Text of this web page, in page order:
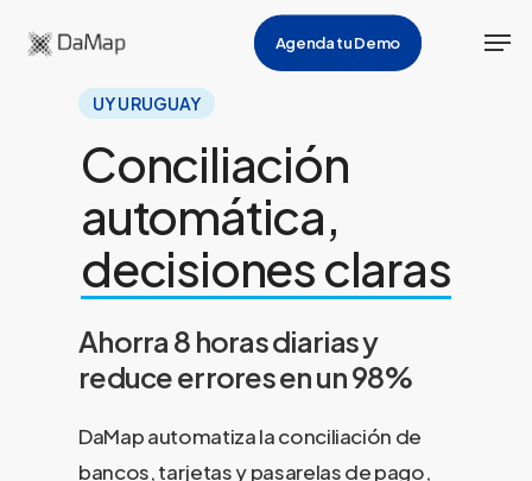
Agenda tu Demo
UY URUGUAY
Conciliación
automática,
decisiones claras
Ahorra 8 horas diarias y
reduce errores en un 98%
DaMap automatiza la conciliación de
bancos, tarjetas y pasarelas de pago,